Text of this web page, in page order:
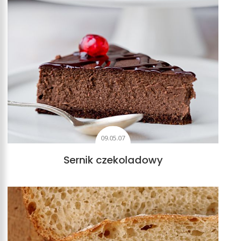
09.05.07
Sernik czekoladowy